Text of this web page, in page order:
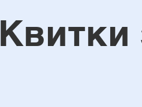
Квитки